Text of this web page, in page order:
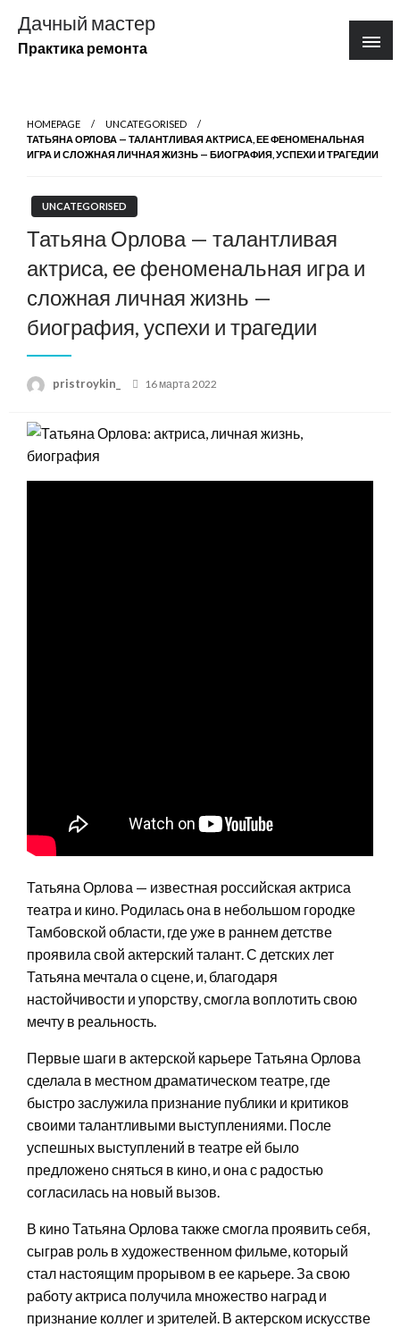
содержимому
Дачный мастер
Практика ремонта
HOMEPAGE
UNCATEGORISED
ТАТЬЯНА ОРЛОВА — ТАЛАНТЛИВАЯ АКТРИСА, ЕЕ ФЕНОМЕНАЛЬНАЯ
ИГРА И СЛОЖНАЯ ЛИЧНАЯ ЖИЗНЬ — БИОГРАФИЯ, УСПЕХИ И ТРАГЕДИИ
UNCATEGORISED
Татьяна Орлова — талантливая
актриса, ее феноменальная игра и
сложная личная жизнь —
биография, успехи и трагедии
pristroykin_
Posted
16 марта 2022
Татьяна Орлова — известная российская актриса
театра и кино. Родилась она в небольшом городке
Тамбовской области, где уже в раннем детстве
проявила свой актерский талант. С детских лет
Татьяна мечтала о сцене, и, благодаря
настойчивости и упорству, смогла воплотить свою
мечту в реальность.
Первые шаги в актерской карьере Татьяна Орлова
сделала в местном драматическом театре, где
быстро заслужила признание публики и критиков
своими талантливыми выступлениями. После
успешных выступлений в театре ей было
предложено сняться в кино, и она с радостью
согласилась на новый вызов.
В кино Татьяна Орлова также смогла проявить себя,
сыграв роль в художественном фильме, который
стал настоящим прорывом в ее карьере. За свою
работу актриса получила множество наград и
признание коллег и зрителей. В актерском искусстве